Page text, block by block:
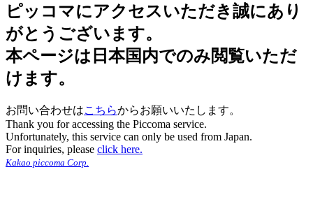
ピッコマにアクセスいただき誠にあり
がとうございます。
本ページは日本国内でのみ閲覧いただ
けます。
お問い合わせはこちらからお願いいたします。
Thank you for accessing the Piccoma service.
Unfortunately, this service can only be used from Japan.
For inquiries, please click here.
Kakao piccoma Corp.